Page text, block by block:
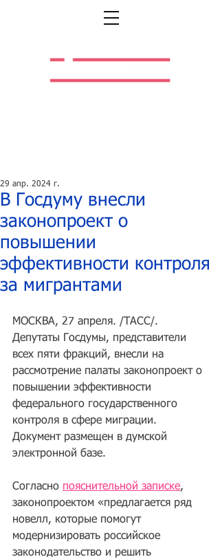
В Госдуму внесли
законопроект о
повышении
эффективности контроля
за мигрантами
29 апр. 2024 г.
МОСКВА, 27 апреля. /ТАСС/.
Депутаты Госдумы, представители
всех пяти фракций, внесли на
рассмотрение палаты законопроект о
повышении эффективности
федерального государственного
контроля в сфере миграции.
Документ размещен в думской
электронной базе.
Согласно пояснительной записке,
законопроектом «предлагается ряд
новелл, которые помогут
модернизировать российское
законодательство и решить